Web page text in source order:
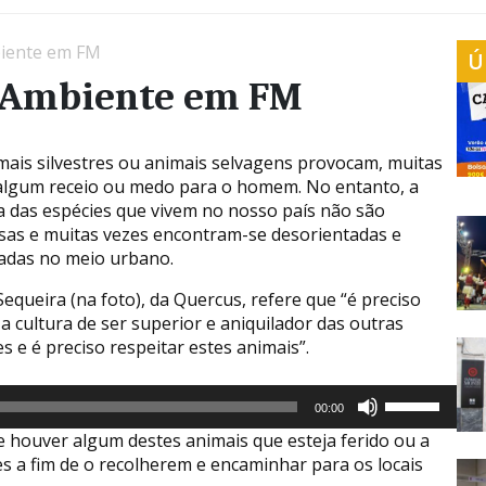
em FM
em FM
silvestres ou animais selvagens provocam, muitas
receio ou medo para o homem. No entanto, a
das espécies que vivem no nosso país não são
e muitas vezes encontram-se desorientadas e
no meio urbano.
(na foto), da Quercus, refere que “é preciso
cultura de ser superior e aniquilador das outras
e é preciso respeitar estes animais”.
00:00
setas
cima/baixo
algum destes animais que esteja ferido ou a
fim de o recolherem e encaminhar para os locais